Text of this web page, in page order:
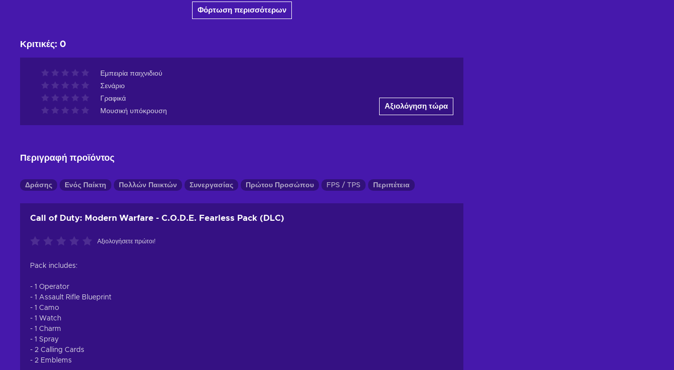
Φόρτωση περισσότερων
Κριτικές: 0
Εμπειρία παιχνιδιού
Σενάριο
Γραφικά
Μουσική υπόκρουση
Αξιολόγηση τώρα
Περιγραφή προϊόντος
Δράσης Ενός Παίκτη Πολλών Παικτών Συνεργασίας Πρώτου Προσώπου FPS / TPS Περιπέτεια
Call of Duty: Modern Warfare - C.O.D.E. Fearless Pack (DLC)
Αξιολογήσετε πρώτοι!
Pack includes:
- 1 Operator
- 1 Assault Rifle Blueprint
- 1 Camo
- 1 Watch
- 1 Charm
- 1 Spray
- 2 Calling Cards
- 2 Emblems